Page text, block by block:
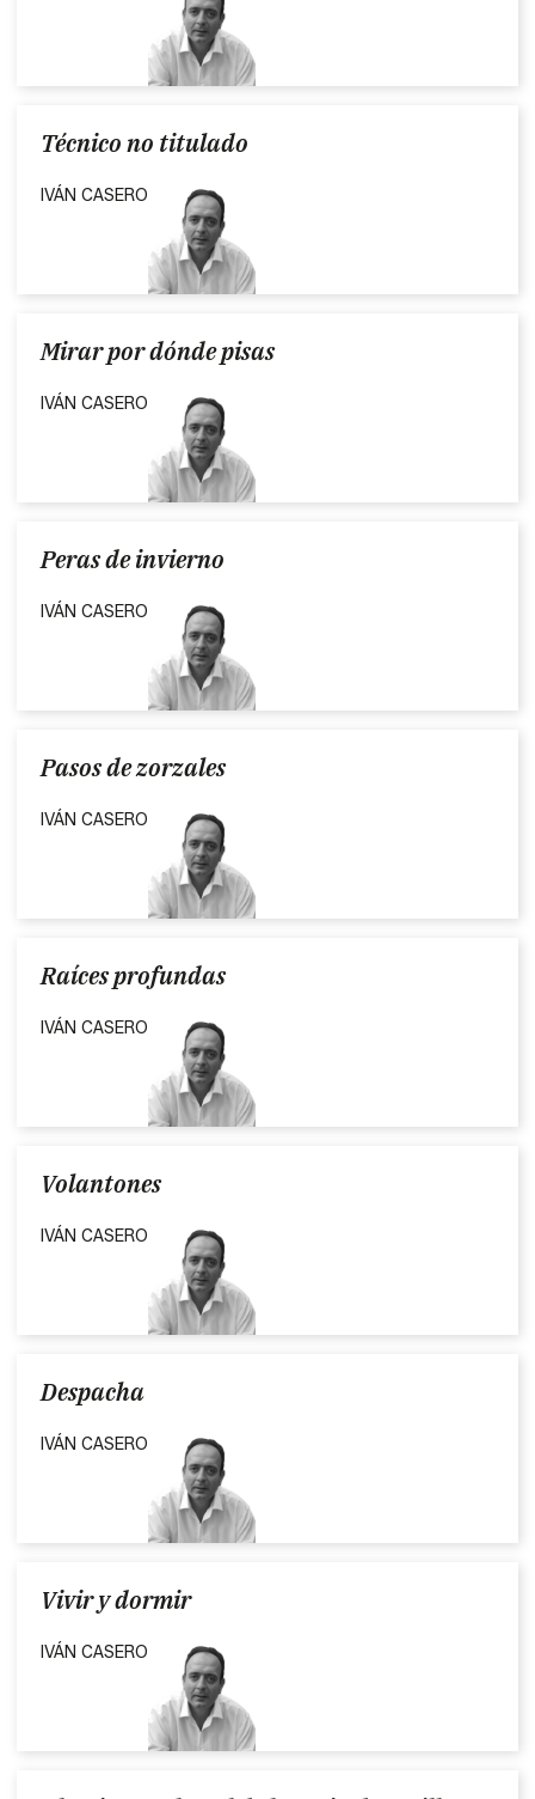
Técnico no titulado
IVÁN CASERO
Mirar por dónde pisas
IVÁN CASERO
Peras de invierno
IVÁN CASERO
Pasos de zorzales
IVÁN CASERO
Raíces profundas
IVÁN CASERO
Volantones
IVÁN CASERO
Despacha
IVÁN CASERO
Vivir y dormir
IVÁN CASERO